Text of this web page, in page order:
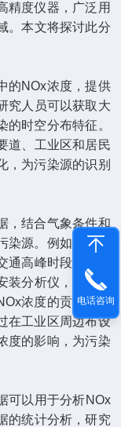
精度仪器，广泛用
。本文将探讨此分
NOx浓度，提供
究人员可以获取大
时空分布特征。
道、工业区和居民
，为污染源的识别
结合气象条件和
源。例如交通排
高峰时段，NOx
装分析仪，结合交
浓度的贡献。此
在工业区周边布设
度的影响，为污染
以用于分析NOx
的统计分析，研究
电话咨询